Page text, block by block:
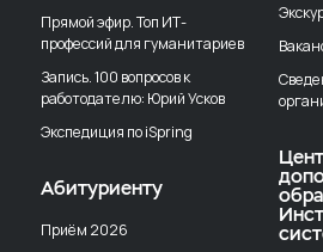
Прямой эфир. Топ ИТ-
профессий для гуманитариев
Запись. 100 вопросов к
работодателю: Юрий Усков
Экспедиция по iSpring
Абитуриенту
Приём 2026